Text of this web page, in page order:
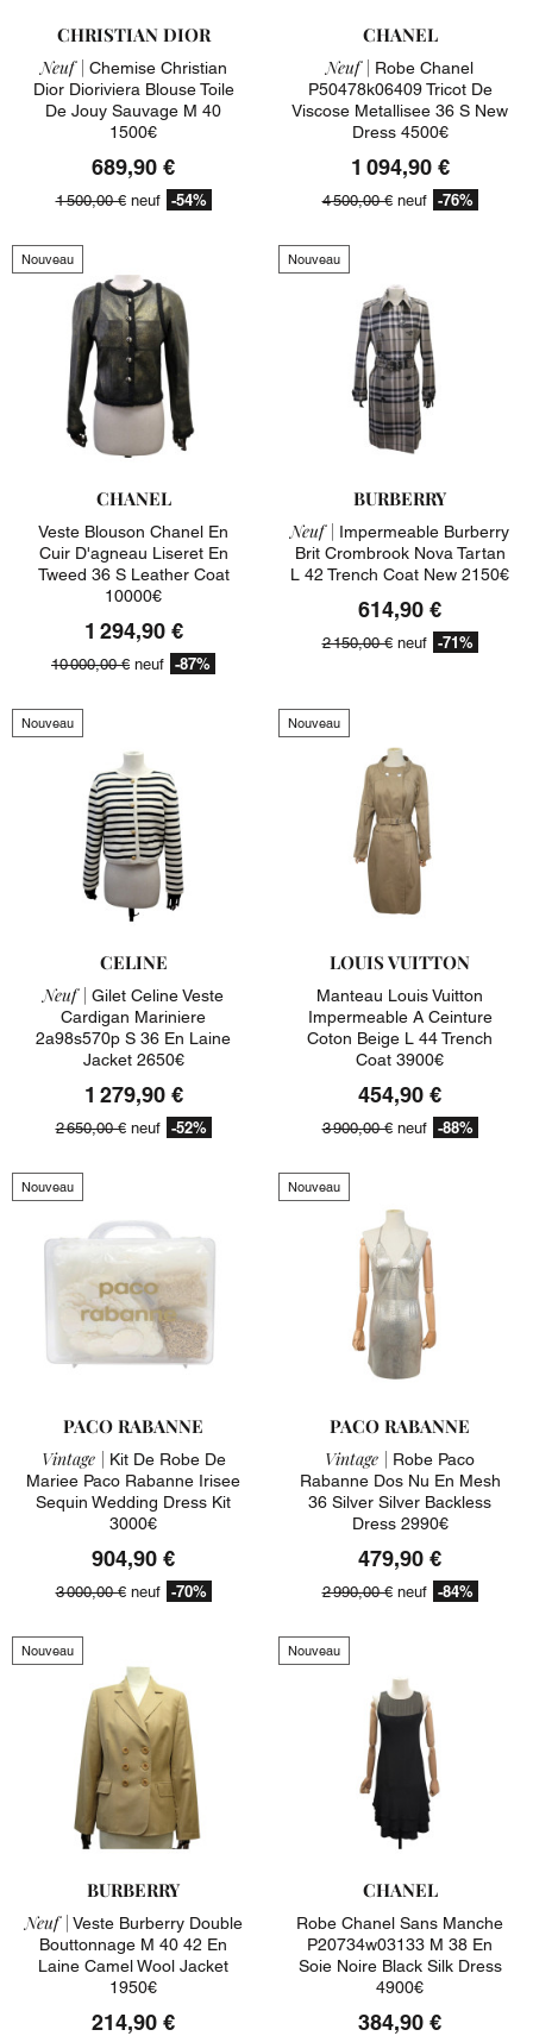
CHRISTIAN DIOR
Neuf | Chemise Christian
Dior Dioriviera Blouse Toile
De Jouy Sauvage M 40
1500€
689,90 €
1 500,00 €neuf -54%
CHANEL
Neuf | Robe Chanel
P50478k06409 Tricot De
Viscose Metallisee 36 S New
Dress 4500€
1 094,90 €
4 500,00 €neuf -76%
Nouveau
CHANEL
Veste Blouson Chanel En
Cuir D'agneau Liseret En
Tweed 36 S Leather Coat
10000€
1 294,90 €
10 000,00 € neuf -87%
Nouveau
BURBERRY
Neuf | Impermeable Burberry
Brit Crombrook Nova Tartan
L 42 Trench Coat New 2150€
614,90 €
2 150,00 €neuf -71%
Nouveau
CELINE
Neuf | Gilet Celine Veste
Cardigan Mariniere
2a98s570p S 36 En Laine
Jacket 2650€
1 279,90 €
2 650,00 €neuf -52%
Nouveau
LOUIS VUITTON
Manteau Louis Vuitton
Impermeable A Ceinture
Coton Beige L 44 Trench
Coat 3900€
454,90 €
3 900,00 €neuf -88%
Nouveau
PACO RABANNE
Vintage | Kit De Robe De
Mariee Paco Rabanne Irisee
Sequin Wedding Dress Kit
3000€
904,90 €
3 000,00 €neuf -70%
Nouveau
PACO RABANNE
Vintage | Robe Paco
Rabanne Dos Nu En Mesh
36 Silver Silver Backless
Dress 2990€
479,90 €
2 990,00 €neuf -84%
Nouveau
BURBERRY
Neuf | Veste Burberry Double
Bouttonnage M 40 42 En
Laine Camel Wool Jacket
1950€
214,90 €
Nouveau
CHANEL
Robe Chanel Sans Manche
P20734w03133 M 38 En
Soie Noire Black Silk Dress
4900€
384,90 €